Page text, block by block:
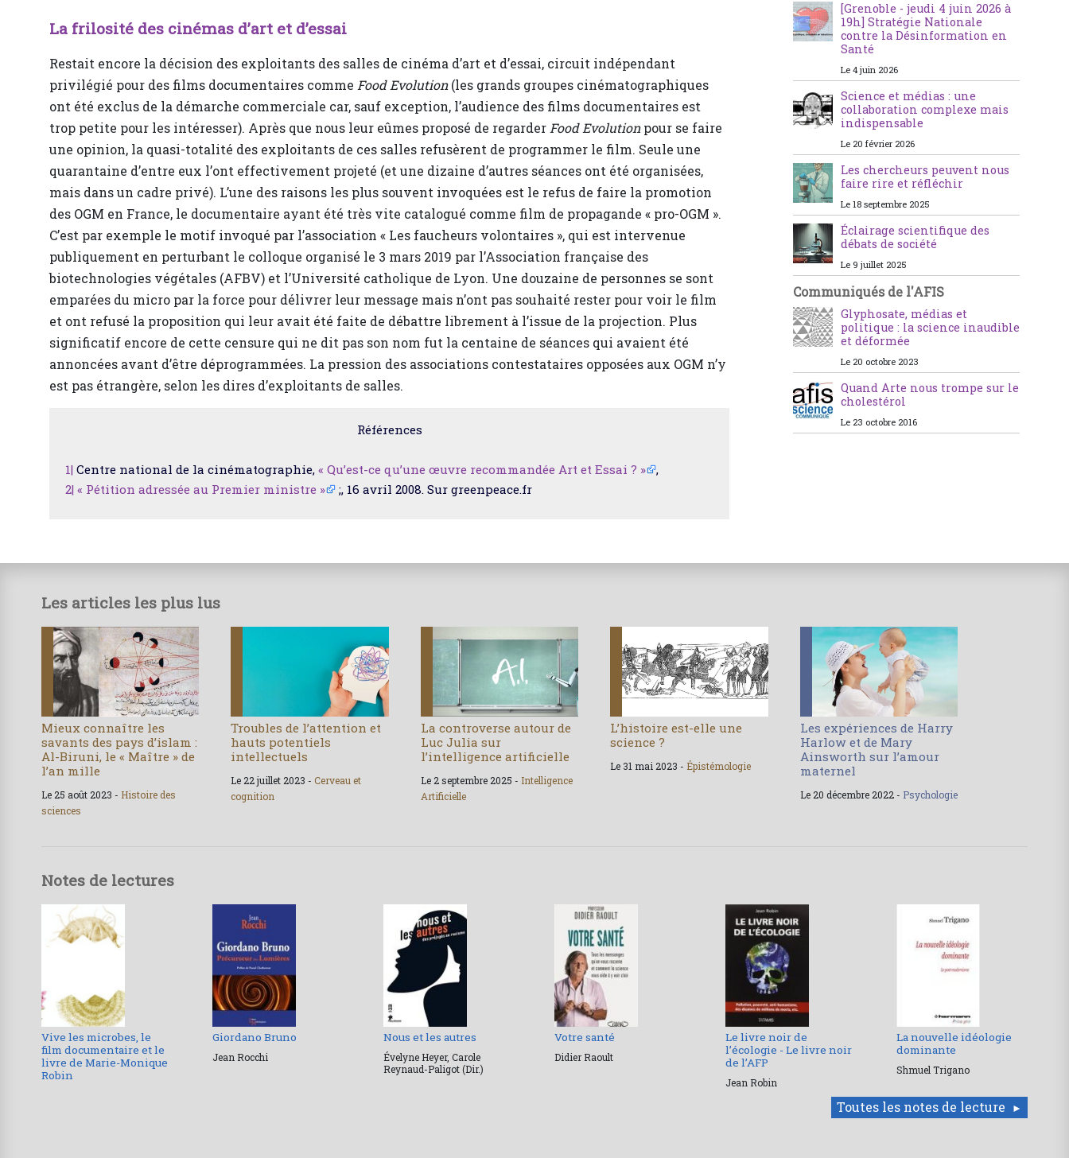
La frilosité des cinémas d’art et d’essai
Restait encore la décision des exploitants des salles de cinéma d’art et d’essai, circuit indépendant
privilégié pour des films documentaires comme Food Evolution(les grands groupes cinématographiques
ont été exclus de la démarche commerciale car, sauf exception, l’audience des films documentaires est
trop petite pour les intéresser). Après que nous leur eûmes proposé de regarder Food Evolutionpour se faire
une opinion, la quasi-totalité des exploitants de ces salles refusèrent de programmer le film. Seule une
quarantaine d’entre eux l’ont effectivement projeté (et une dizaine d’autres séances ont été organisées,
mais dans un cadre privé). L’une des raisons les plus souvent invoquées est le refus de faire la promotion
des OGM en France, le documentaire ayant été très vite catalogué comme film de propagande « pro-OGM ».
C’est par exemple le motif invoqué par l’association « Les faucheurs volontaires », qui est intervenue
publiquement en perturbant le colloque organisé le 3 mars 2019 par l’Association française des
biotechnologies végétales (AFBV) et l’Université catholique de Lyon. Une douzaine de personnes se sont
emparées du micro par la force pour délivrer leur message mais n’ont pas souhaité rester pour voir le film
et ont refusé la proposition qui leur avait été faite de débattre librement à l’issue de la projection. Plus
significatif encore de cette censure qui ne dit pas son nom fut la centaine de séances qui avaient été
annoncées avant d’être déprogrammées. La pression des associations contestataires opposées aux OGM n’y
est pas étrangère, selon les dires d’exploitants de salles.
Références
1| Centre national de la cinématographie, « Qu’est-ce qu’une œuvre recommandée Art et Essai ? »
,
2| « Pétition adressée au Premier ministre » ;, 16 avril 2008. Sur greenpeace.fr
[Grenoble - jeudi 4 juin 2026 à
19h] Stratégie Nationale
contre la Désinformation en
Santé
Le 4 juin 2026
Science et médias : une
collaboration complexe mais
indispensable
Le 20 février 2026
Les chercheurs peuvent nous
faire rire et réfléchir
Le 18 septembre 2025
Éclairage scientifique des
débats de société
Le 9 juillet 2025
Communiqués de l'AFIS
Glyphosate, médias et
politique : la science inaudible
et déformée
Le 20 octobre 2023
Quand Arte nous trompe sur le
cholestérol
Le 23 octobre 2016
Les articles les plus lus
Mieux connaître les
savants des pays d’islam :
Al-Biruni, le « Maître » de
l’an mille
Le 25 août 2023 - Histoire des
sciences
Troubles de l’attention et
hauts potentiels
intellectuels
Le 22 juillet 2023 -Cerveau et
cognition
La controverse autour de
Luc Julia sur
l’intelligence artificielle
Le 2 septembre 2025 - Intelligence
Artificielle
L’histoire est-elle une
science ?
Le 31 mai 2023 - Épistémologie
Les expériences de Harry
Harlow et de Mary
Ainsworth sur l’amour
maternel
Le 20 décembre 2022 - Psychologie
Notes de lectures
Vive les microbes, le
film documentaire et le
livre de Marie-Monique
Robin
Giordano Bruno
Jean Rocchi
Nous et les autres
Évelyne Heyer, Carole
Reynaud-Paligot (Dir.)
Votre santé
Didier Raoult
Le livre noir de
l’écologie - Le livre noir
de l’AFP
Jean Robin
La nouvelle idéologie
dominante
Shmuel Trigano
Toutes les notes de lecture